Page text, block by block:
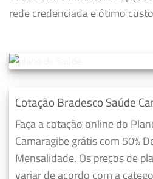
rede credenciada e ótimo
Cotação Bradesco Saúde
Faça a cotação online do
Camaragibe grátis com 50%
Mensalidade. Os preços de
variar de acordo com a